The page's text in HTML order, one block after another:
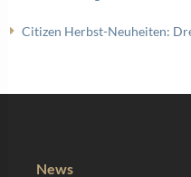
Citizen Herbst-Neuheiten:
News